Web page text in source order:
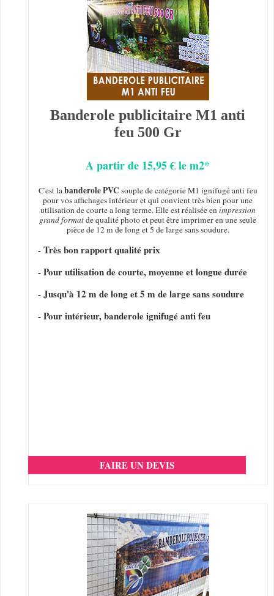
Banderole publicitaire M1 anti
feu 500 Gr
A partir de 15,95 € le m2*
C'est labanderole PVC souple de catégorie M1 ignifugé anti feu
pour vos affichages intérieur et qui convient très bien pour une
utilisation de courte a long terme. Elle est réalisée enimpression
grand formatde qualité photo et peut être imprimer en une seule
pièce de 12 m de long et 5 de large sans soudure.
- Très bon rapport qualité prix
- Pour utilisation de courte, moyenne et longue durée
- Jusqu'à 12 m de long et 5 m de large sans soudure
- Pour intérieur, banderole ignifugé anti feu
FAIRE UN DEVIS